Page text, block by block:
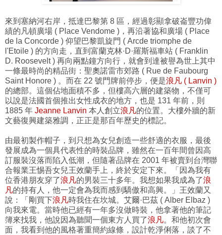
來到塞納河右岸，抵達巴黎第 8 區，經過彰顯拿破崙豐功偉
績的凡頓廣場 ( Place Vendome )，再沿著協和廣場 ( Place
de la Concorde ) 仰望巴黎凱旋門 ( Arcde triomphe de
l'Etoile ) 的方向走，直到富蘭克林·D·羅斯福車站 ( Franklin
D. Roosevelt ) 再向兩點鐘方向行，就會到達被譽為世上其中
一條最時尚的精品街：聖奧諾雷市郊路 ( Rue de Faubourg
Saint Honore ) 。而在 22 號門牌前停步，便是浪凡 ( Lanvin )
的總部。這個佔地面積不多，但樓高六層的建築物，不僅可
以說是法國首個推出女性成衣的地方，也是 131 年前，則
1885 年 Jeanne Lanvin 本人創立浪凡的位置。大樓外牆的新
文藝復興建築雅調，正正是那百年歷史的標記。
由最初製作帽子，到只想為女兒創造一些舒適的衣服，最後
發展成為一個具代表性的時裝品牌，雖然在一百年間曾因高
訂服裝沒落而陷入低潮，但隨著品牌在 2001 年被賣到台灣聯
合報業王惕吾女兒王效蘭手上，終於安定下來。「因為我有
位香港朋友穿了浪凡的男裝三十多年。我想如果我成為了浪
凡的持有人，他一定會為我而感到驕傲和高興。」王效蘭又
說：「剛買下浪凡時我住在坎城。艾爾·巴茲 ( Alber Elbaz )
向我來電。當時他已經有一年多沒做時裝，他拿著他的筆記
簿來找我，他說因為聽聞一個東方人買了浪凡。和他初次會
面，我看到他的風格著重簡約線條，設計乾淨俐落，談了不